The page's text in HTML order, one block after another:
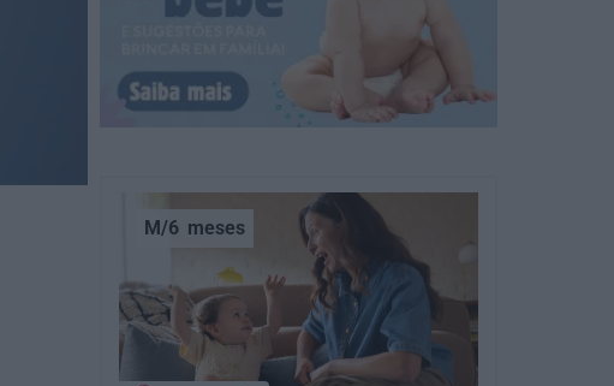
M/6 meses